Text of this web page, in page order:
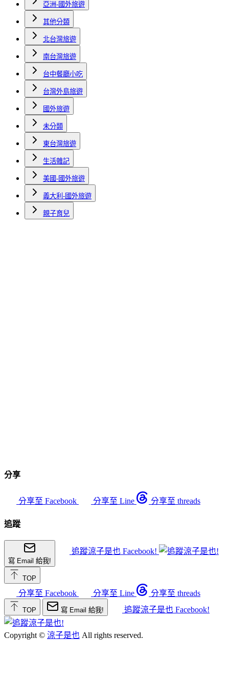
亞洲-國外旅遊
其他分類
北台灣旅遊
南台灣旅遊
台中餐廳小吃
台灣外島旅遊
國外旅遊
未分類
東台灣旅遊
生活雜記
美國-國外旅遊
義大利-國外旅遊
親子育兒
分享
分享至 Facebook 分享至 Line 分享至 threads
追蹤
寫 Email 給我!
追蹤涼子是也 Facebook!
TOP
分享至 Facebook 分享至 Line 分享至 threads
TOP 寫 Email 給我! 追蹤涼子是也 Facebook!
Copyright © 涼子是也 All rights reserved.